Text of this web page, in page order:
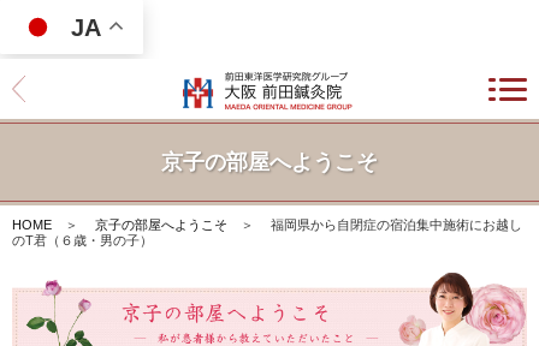
JA
京子の部屋へようこそ
HOME ＞ 京子の部屋へようこそ ＞
福岡県から自閉症の宿泊集中施術にお越し
のT君（６歳・男の子）